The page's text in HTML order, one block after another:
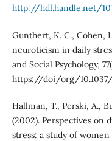
http://hdl.handle.net/
Gunthert, K. C., Cohen,
neuroticism in daily
and Social Psychology,
https://doi/org/10.1037/
Hallman, T., Perski, A.,
(2002). Perspectives on
stress: a study of